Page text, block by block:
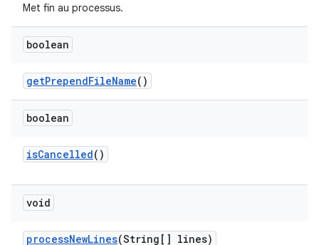
Met fin au processus.
boolean
getPrependFileName()
boolean
isCancelled()
void
processNewLines(String[] lines)